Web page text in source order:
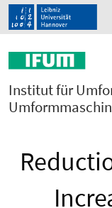
Institut für